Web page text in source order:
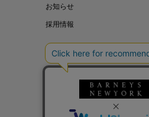
お知らせ
採用情報